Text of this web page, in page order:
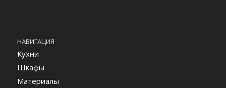
НАВИГАЦИЯ
Кухни
Шкафы
Материалы